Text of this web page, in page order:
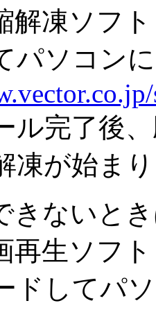
解凍ソフ
パソコン
ル完了後
凍が始ま
きないと
再生ソフ
ドしてパ